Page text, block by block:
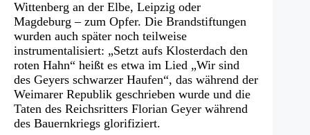
Wittenberg an der Elbe, Leipzig oder
Magdeburg – zum Opfer. Die Brandstiftungen
wurden auch später noch teilweise
instrumentalisiert: „Setzt aufs Klosterdach den
roten Hahn“ heißt es etwa im Lied „Wir sind
des Geyers schwarzer Haufen“, das während der
Weimarer Republik geschrieben wurde und die
Taten des Reichsritters Florian Geyer während
des Bauernkriegs glorifiziert.